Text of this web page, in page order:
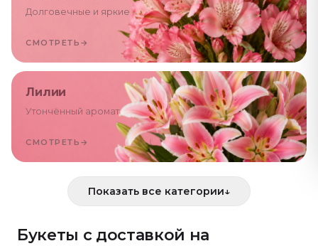
Долговечные и яркие
СМОТРЕТЬ →
Лилии
Утончённый аромат
СМОТРЕТЬ →
Показать все категории↓
Букеты с доставкой на